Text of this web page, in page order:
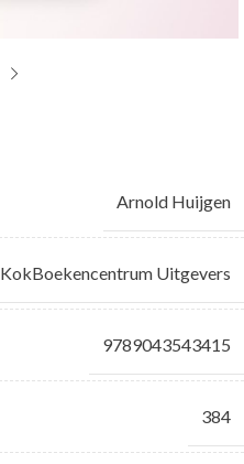
Arnold Huijgen
KokBoekencentrum Uitgevers
9789043543415
384